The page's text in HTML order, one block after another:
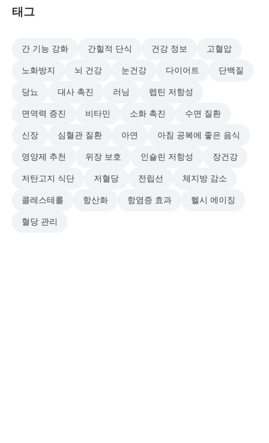
태그
간 기능 강화 간헐적 단식 건강 정보 고혈압
노화방지 뇌 건강 눈건강 다이어트 단백질
당뇨 대사 촉진 러닝 렙틴 저항성
면역력 증진 비타민 소화 촉진 수면 질환
신장 심혈관 질환 아연 아침 공복에 좋은 음식
영양제 추천 위장 보호 인슐린 저항성 장건강
저탄고지 식단 저혈당 전립선 체지방 감소
콜레스테롤 항산화 항염증 효과 헬시 에이징
혈당 관리